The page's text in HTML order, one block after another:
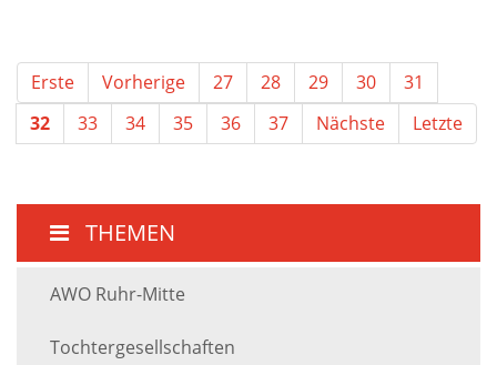
Erste Vorherige 27 28 29 30
31
32
33 34 35 36 37 Nächste Letzte
THEMEN
AWO Ruhr-Mitte
Tochtergesellschaften